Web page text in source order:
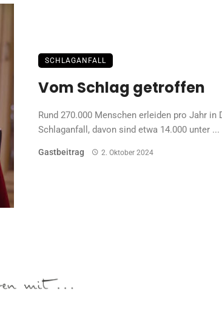
SCHLAGANFALL
Vom Schlag getroffen
Rund 270.000 Menschen erleiden pro Jahr in
Schlaganfall, davon sind etwa 14.000 unter ...
Gastbeitrag 2. Oktober 2024